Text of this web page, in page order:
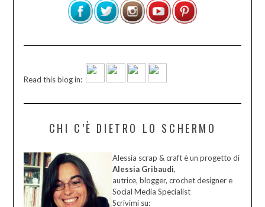
Read this blog in:
CHI C’È DIETRO LO SCHERMO
Alessia scrap & craft è un progetto di
Alessia Gribaudi,
autrice, blogger, crochet designer e
Social Media Specialist
Scrivimi su: